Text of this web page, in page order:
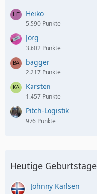
Heiko
5.590 Punkte
Jörg
3.602 Punkte
bagger
2.217 Punkte
Karsten
1.457 Punkte
Pitch-Logistik
976 Punkte
Heutige Geburtstage
Johnny Karlsen